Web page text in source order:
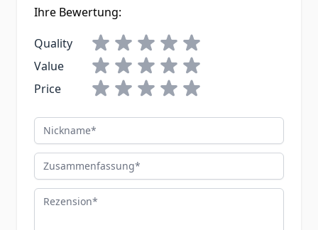
Ihre Bewertung:
Quality
Value
Price
Nickname
Zusammenfassung
Rezension